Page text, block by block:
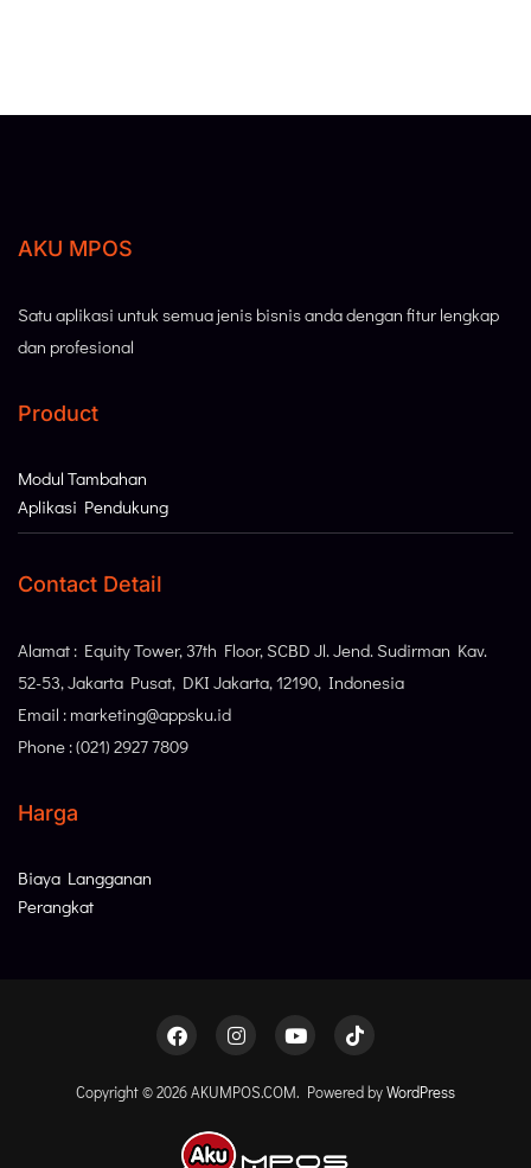
AKU MPOS
Satu aplikasi untuk semua jenis bisnis anda dengan fitur lengkap
dan profesional
Product
Modul Tambahan
Aplikasi Pendukung
Contact Detail
Alamat : Equity Tower, 37th Floor, SCBD Jl. Jend. Sudirman Kav.
52-53, Jakarta Pusat, DKI Jakarta, 12190, Indonesia
Email : marketing@appsku.id
Phone : (021) 2927 7809
Harga
Biaya Langganan
Perangkat
Copyright © 2026 AKUMPOS.COM. Powered byWordPress